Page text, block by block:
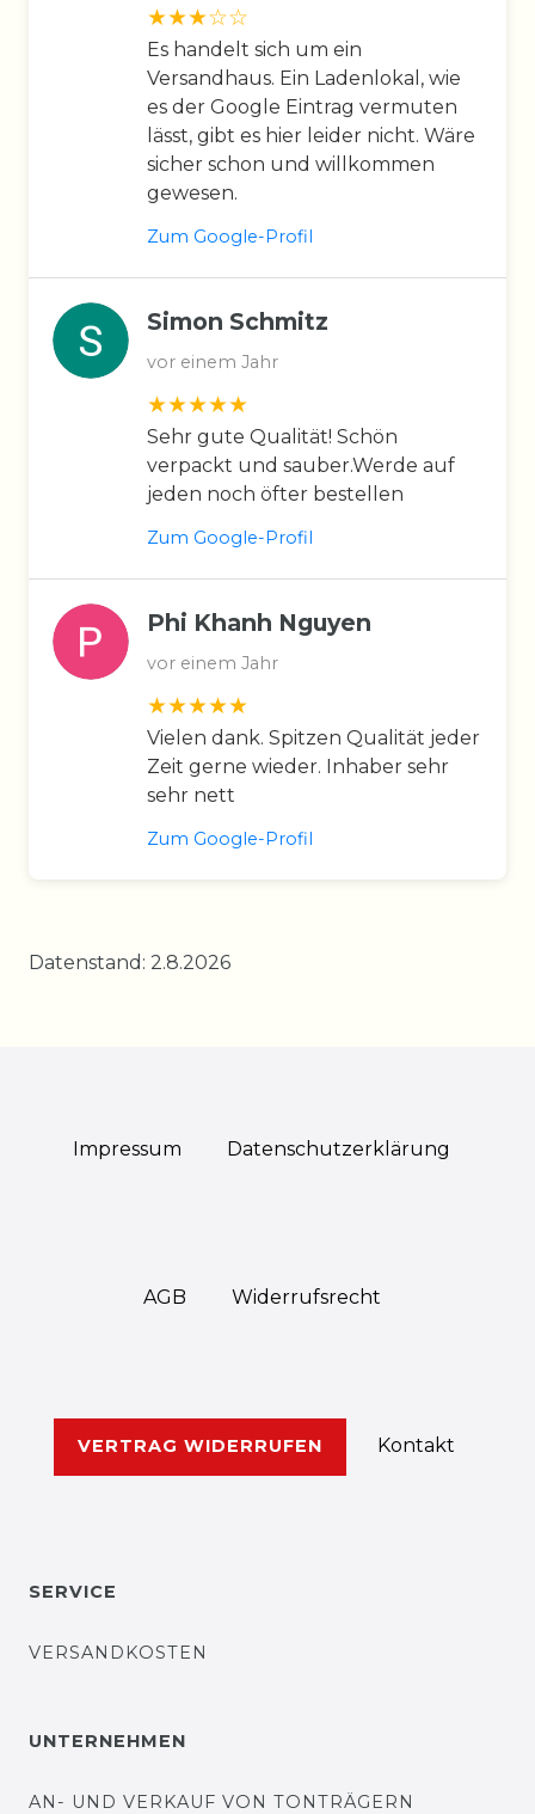
Es handelt sich um ein
Versandhaus. Ein Ladenlokal, wie
es der Google Eintrag vermuten
lässt, gibt es hier leider nicht. Wäre
sicher schon und willkommen
gewesen.
Zum Google-Profil
Simon Schmitz
vor einem Jahr
Sehr gute Qualität! Schön
verpackt und sauber.Werde auf
jeden noch öfter bestellen
Zum Google-Profil
Phi Khanh Nguyen
vor einem Jahr
Vielen dank. Spitzen Qualität jeder
Zeit gerne wieder. Inhaber sehr
sehr nett
Zum Google-Profil
Datenstand: 2.8.2026
Impressum Daten­schutz­erklärung
AGB Widerrufs­recht
VERTRAG WIDERRUFEN Kontakt
SERVICE
VERSANDKOSTEN
UNTERNEHMEN
AN- UND VERKAUF VON TONTRÄGERN